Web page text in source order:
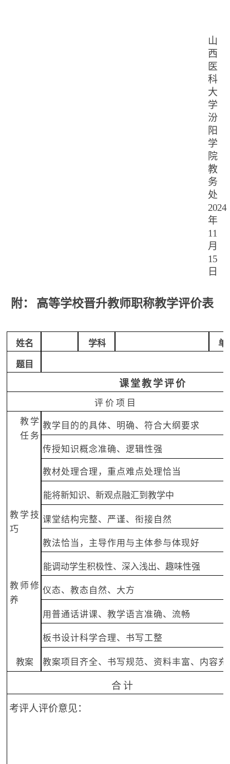
山
西
医
科
大
学
汾
阳
学
院
教
务
处
2024
年
11
月
15
日
附： 高等学校晋升教师职称教学评价表
姓名 学科 单
题目
课 堂教 学评价
评 价 项 目
教学
任务
教学目的的具体、明确、符合大纲要求
传授知识概念准确、逻辑性强
教材处理合理，重点难点处理恰当
能将新知识、新观点融汇到教学中
教学技
巧
课堂结构完整、严谨、衔接自然
教法恰当，主导作用与主体参与体现好
能调动学生积极性、深入浅出、趣味性强
教师修
养
仪态、教态自然、大方
用普通话讲课、教学语言准确、流畅
板书设计科学合理、书写工整
教案 教案项目齐全、书写规范、资料丰富、内容充
合 计
考评人评价意见：